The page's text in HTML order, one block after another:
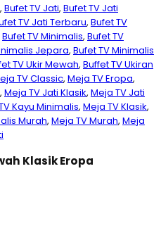
, Bufet TV Jati, Bufet TV Jati
TV Jati Terbaru, Bufet TV
Bufet TV Minimalis, Bufet TV
Jepara, Bufet TV Minimalis
TV Ukir Mewah, Buffet TV Ukiran
TV Classic, Meja TV Eropa,
, Meja TV Jati Klasik, Meja TV Jati
Kayu Minimalis, Meja TV Klasik,
Murah, Meja TV Murah, Meja
Klasik Eropa